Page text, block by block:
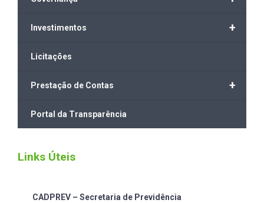
+
Investimentos
Licitações
+
Prestação de Contas
Portal da Transparência
Links Úteis
CADPREV – Secretaria de Previdência